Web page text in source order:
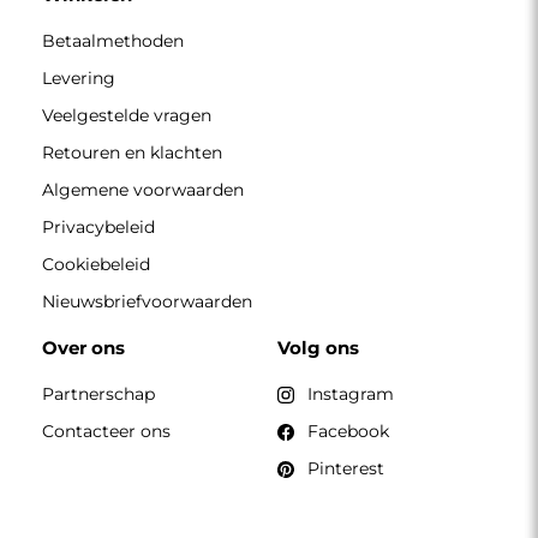
Betaalmethoden
Levering
Veelgestelde vragen
Retouren en klachten
Algemene voorwaarden
Privacybeleid
Cookiebeleid
Nieuwsbriefvoorwaarden
Over ons
Partnerschap
Contacteer ons
Volg ons
Instagram
Facebook
Pinterest